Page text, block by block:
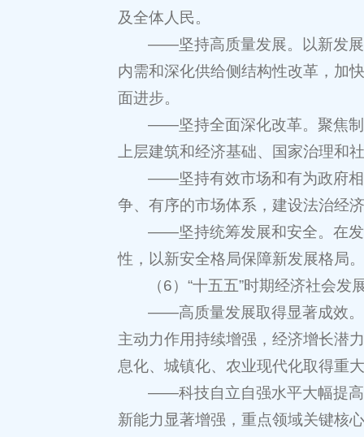
及全体人民。
——坚持高质量发展。以新发展
内需和深化供给侧结构性改革，加
面进步。
——坚持全面深化改革。聚焦制
上层建筑和经济基础、国家治理和
——坚持有效市场和有为政府相
争、有序的市场体系，建设法治经
——坚持统筹发展和安全。在发
性，以新安全格局保障新发展格局。
（6）“十五五”时期经济社会发
——高质量发展取得显著成效。
主动力作用持续增强，经济增长潜
息化、城镇化、农业现代化取得重
——科技自立自强水平大幅提高
新能力显著增强，重点领域关键核